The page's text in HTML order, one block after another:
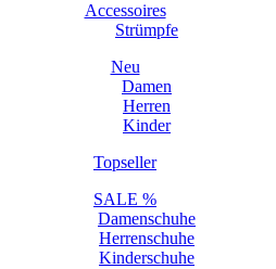
Accessoires
Strümpfe
Neu
Damen
Herren
Kinder
Topseller
SALE %
Damenschuhe
Herrenschuhe
Kinderschuhe